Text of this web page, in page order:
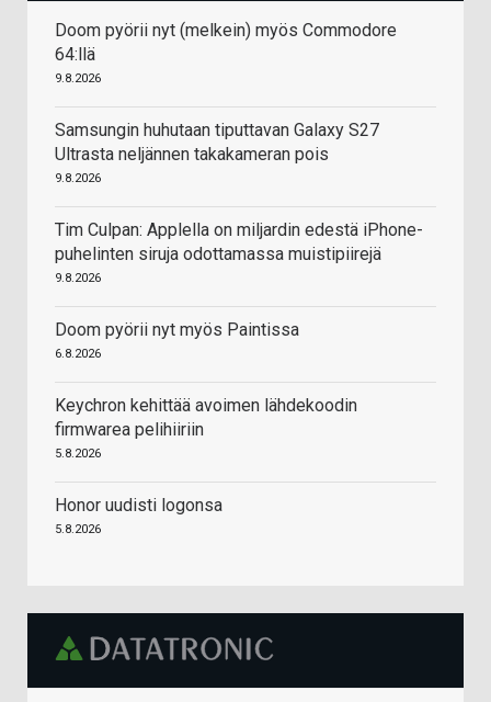
Doom pyörii nyt (melkein) myös Commodore
64:llä
9.8.2026
Samsungin huhutaan tiputtavan Galaxy S27
Ultrasta neljännen takakameran pois
9.8.2026
Tim Culpan: Applella on miljardin edestä iPhone-
puhelinten siruja odottamassa muistipiirejä
9.8.2026
Doom pyörii nyt myös Paintissa
6.8.2026
Keychron kehittää avoimen lähdekoodin
firmwarea pelihiiriin
5.8.2026
Honor uudisti logonsa
5.8.2026